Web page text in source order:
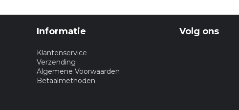
Informatie
Klantenservice
Verzending
Algemene Voorwaarden
Betaalmethoden
Volg ons